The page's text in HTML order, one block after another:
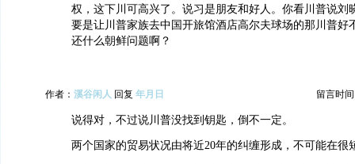
权，这下川可高兴了。说习是朋友和好人。你看川普说刘
要是让川普家族去中国开旅馆酒店高尔夫球场的那川普好
还什么朝鲜问题啊？
作者： 溪谷闲人 回复 年月日 留言时间
说得对，不过说川普没找到钥匙，倒不一定。
两个国家的贸易状况由将近20年的纠缠形成，不可能在很